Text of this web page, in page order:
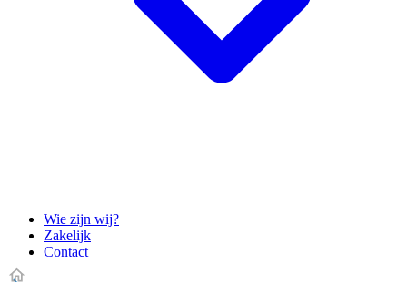
Wie zijn wij?
Zakelijk
Contact